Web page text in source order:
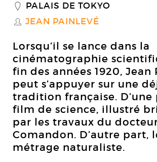
_ PALAIS DE TOKYO
S JEAN PAINLEVÉ
Lorsqu’il se lance dans la
cinématographie
fin des années 1920, Jean
peut s’appuyer sur une
tradition française. D’une
film de science, illustré
par les travaux du
Comandon. D’autre part,
métrage naturaliste.